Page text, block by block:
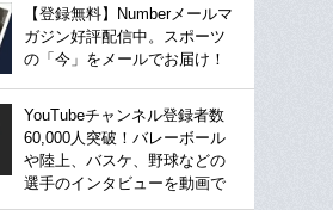
【登録無料】Numberメールマ
ガジン好評配信中。スポーツ
の「今」をメールでお届け！
YouTubeチャンネル登録者数
60,000人突破！バレーボール
や陸上、バスケ、野球などの
選手のインタビューを動画で